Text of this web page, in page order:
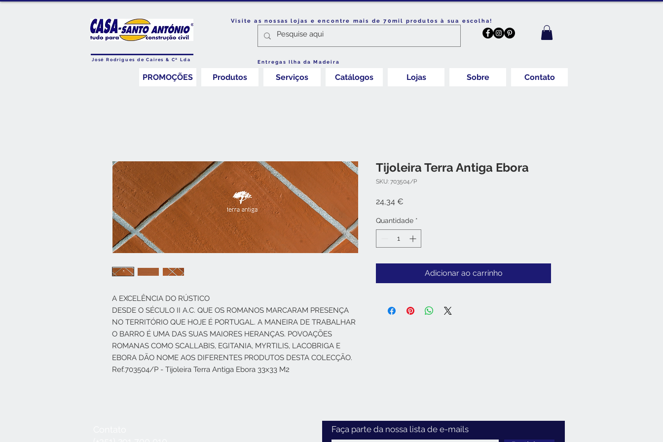
Visite as nossas lojas e encontre mais de 70mil produtos à sua escolha!
José Rodrigues de Caires & Cª Lda Entregas Ilha da Madeira
PROMOÇÕES Produtos Serviços Catálogos Lojas Sobre Contato
A EXCELÊNCIA DO RÚSTICO
DESDE O SÉCULO II A.C. QUE OS ROMANOS MARCARAM PRESENÇA
NO TERRITÓRIO QUE HOJE É PORTUGAL. A MANEIRA DE TRABALHAR
O BARRO É UMA DAS SUAS MAIORES HERANÇAS. POVOAÇÕES
ROMANAS COMO SCALLABIS, EGITANIA, MYRTILIS, LACOBRIGA E
EBORA DÃO NOME AOS DIFERENTES PRODUTOS DESTA COLECÇÃO.
Ref.703504/P - Tijoleira Terra Antiga Ebora 33x33 M2
Tijoleira Terra Antiga Ebora
SKU: 703504/P
24,34 €
Quantidade *
Adicionar ao carrinho
Faça parte da nossa lista de e-mails